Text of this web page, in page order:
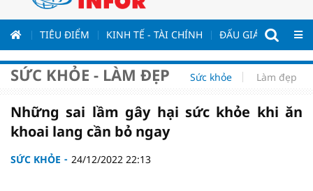
TIÊU ĐIỂM KINH TẾ - TÀI CHÍNH ĐẤU GIÁ - ĐẤU
SỨC KHỎE - LÀM ĐẸP Sức khỏe Làm đẹp
Những sai lầm gây hại sức khỏe khi ăn
khoai lang cần bỏ ngay
SỨC KHỎE 24/12/2022 22:13